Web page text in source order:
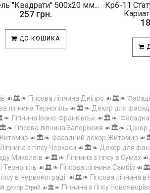
"Квадрати" 500х20 мм...
257 грн.
ДО КОШИКА
Крб-11
☙🏛️❧ Гіпсова ліпнина Дніпро ☙🏛️❧
ліпнина Тернопіль ☙🏛️❧ Декор для
Ліпнина Івано-Франківськ ☙🏛️❧ Фасадна
Гіпсова ліпнина Запоріжжя ☙🏛️❧ Декор
☙🏛️❧ Фасадний декор Житомир
Ліпнина з гіпсу Черкаси ☙🏛️❧ Декор для
Миколаїв ☙🏛️❧ Ліпнина з гіпсу в Сумах
Тернопіль ☙🏛️❧ Гіпсова ліпнина Самбір
в Червонограді ☙🏛️❧ Гіпсова ліпнина в
декор Стрий ☙🏛️❧ Ліпнина з гіпсу